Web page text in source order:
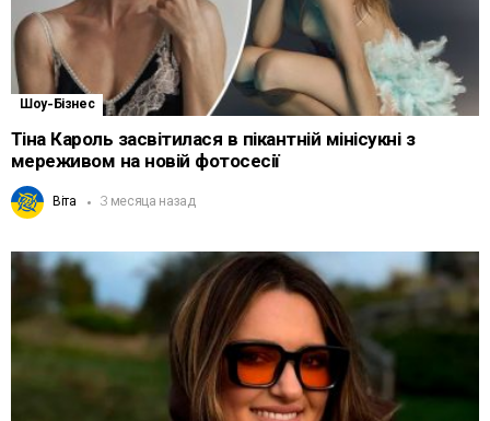
Шоу-Бізнес
Тіна Кароль засвітилася в пікантній мінісукні з
мереживом на новій фотосесії
Віта 3 месяца назад